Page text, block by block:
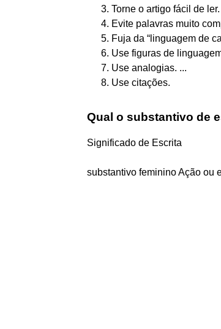
Torne o artigo fácil de ler.
Evite palavras muito
Fuja da “linguagem de
Use figuras de
Use analogias. ...
Use citações.
Qual o substantivo de
Significado de Escrita
substantivo feminino Ação ou